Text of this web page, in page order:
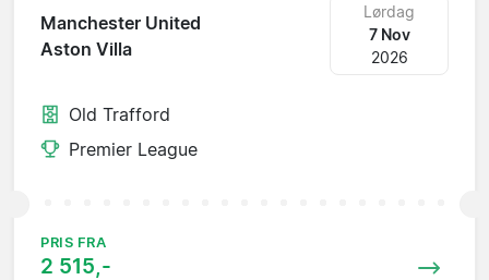
Manchester United
Aston Villa
Lørdag
7 Nov
2026
Old Trafford
Premier League
PRIS FRA
2 515,-